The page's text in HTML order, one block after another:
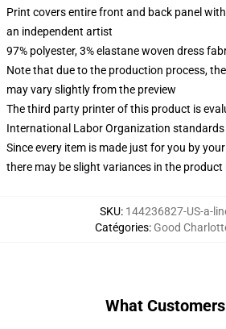
Print covers entire front and back panel
an independent artist
97% polyester, 3% elastane woven dress
Note that due to the production process,
may vary slightly from the preview
The third party printer of this product is
International Labor Organization standards
Since every item is made just for you by
there may be slight variances in the product
SKU: 144236827-US-a-
Catégories: Good
What